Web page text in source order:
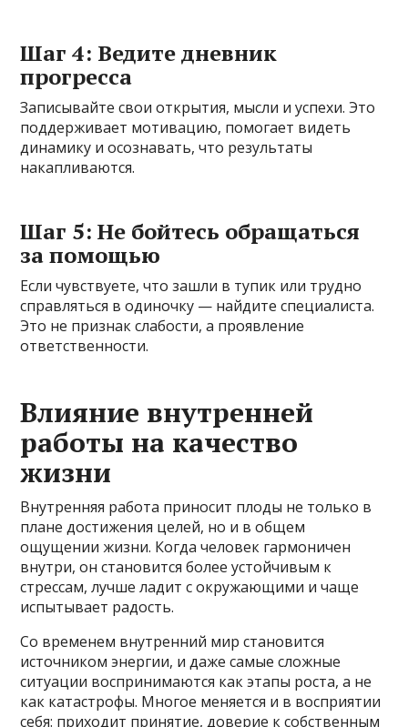
Шаг 4: Ведите дневник
прогресса
Записывайте свои открытия, мысли и успехи. Это
поддерживает мотивацию, помогает видеть
динамику и осознавать, что результаты
накапливаются.
Шаг 5: Не бойтесь обращаться
за помощью
Если чувствуете, что зашли в тупик или трудно
справляться в одиночку — найдите специалиста.
Это не признак слабости, а проявление
ответственности.
Влияние внутренней
работы на качество
жизни
Внутренняя работа приносит плоды не только в
плане достижения целей, но и в общем
ощущении жизни. Когда человек гармоничен
внутри, он становится более устойчивым к
стрессам, лучше ладит с окружающими и чаще
испытывает радость.
Со временем внутренний мир становится
источником энергии, и даже самые сложные
ситуации воспринимаются как этапы роста, а не
как катастрофы. Многое меняется и в восприятии
себя: приходит принятие, доверие к собственным